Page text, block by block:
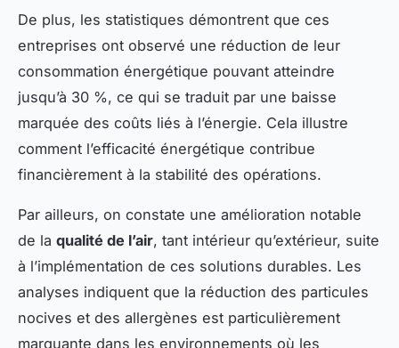
De plus, les statistiques démontrent que ces
entreprises ont observé une réduction de leur
consommation énergétique pouvant atteindre
jusqu’à 30 %, ce qui se traduit par une baisse
marquée des coûts liés à l’énergie. Cela illustre
comment l’efficacité énergétique contribue
financièrement à la stabilité des opérations.
Par ailleurs, on constate une amélioration notable
de la qualité de l’air, tant intérieur qu’extérieur, suite
à l’implémentation de ces solutions durables. Les
analyses indiquent que la réduction des particules
nocives et des allergènes est particulièrement
marquante dans les environnements où les